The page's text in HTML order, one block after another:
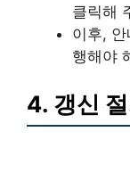
클릭해
이후,
행해야
4. 갱신